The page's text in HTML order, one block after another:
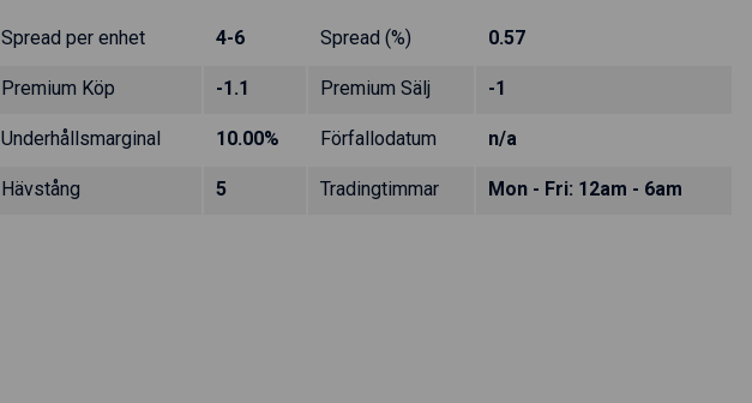
Spread per enhet 4-6 Spread (%) 0.57
Premium Köp -1.1 Premium Sälj -1
Underhållsmarginal 10.00% Förfallodatum n/a
Hävstång 5 Tradingtimmar Mon - Fri: 12am - 6am